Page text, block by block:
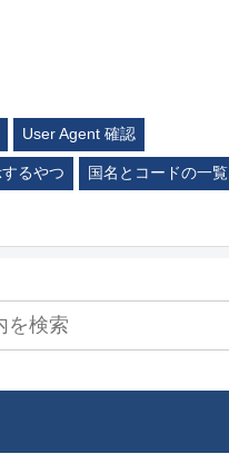
User Agent 確認
るやつ 国名とコードの一覧